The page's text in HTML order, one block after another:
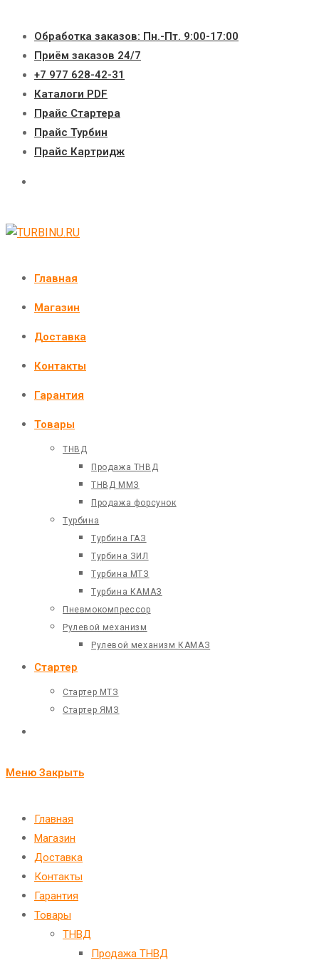
содержимому
Обработка заказов: Пн.-Пт. 9:00-17:00
Приём заказов 24/7
+7 977 628-42-31
Каталоги PDF
Прайс Стартера
Прайс Турбин
Прайс Картридж
Главная
Магазин
Доставка
Контакты
Гарантия
Товары
ТНВД
Продажа ТНВД
ТНВД ММЗ
Продажа форсунок
Турбина
Турбина ГАЗ
Турбина ЗИЛ
Турбина МТЗ
Турбина КАМАЗ
Пневмокомпрессор
Рулевой механизм
Рулевой механизм КАМАЗ
Стартер
Стартер МТЗ
Стартер ЯМЗ
веб-
Меню Закрыть
Главная
Магазин
Доставка
Контакты
Гарантия
Товары
ТНВД
Продажа ТНВД